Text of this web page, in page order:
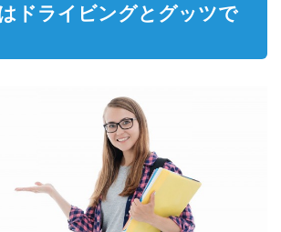
ドライビングとグッツで